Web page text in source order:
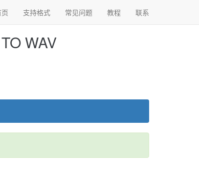
支持格式 常见问题 教程 联系
WAV